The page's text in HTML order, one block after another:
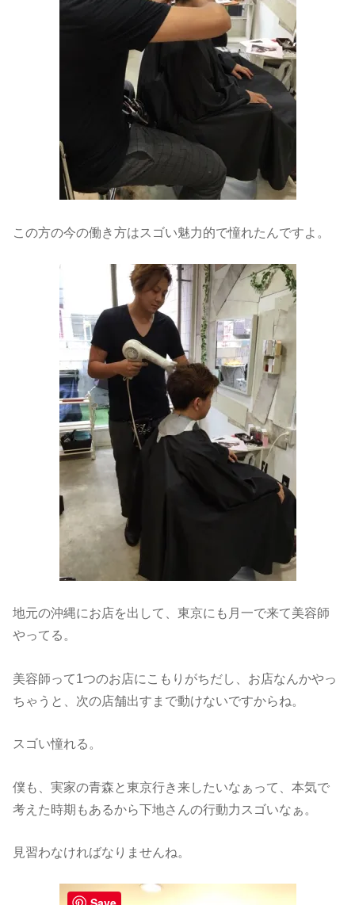
この方の今の働き方はスゴい魅力的で憧れたんですよ。
地元の沖縄にお店を出して、東京にも月一で来て美容師
やってる。
美容師って1つのお店にこもりがちだし、お店なんかやっ
ちゃうと、次の店舗出すまで動けないですからね。
スゴい憧れる。
僕も、実家の青森と東京行き来したいなぁって、本気で
考えた時期もあるから下地さんの行動力スゴいなぁ。
見習わなければなりませんね。